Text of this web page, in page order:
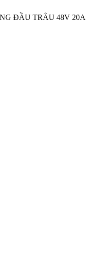
ĐẦU TRÂU 48V 20A